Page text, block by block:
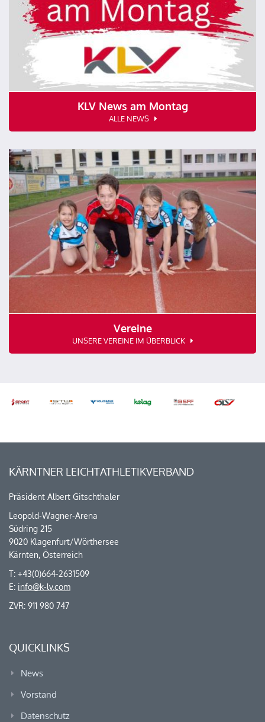
KLV News am Montag
ALLE NEWS
Vereine
UNSERE VEREINE IM ÜBERBLICK
KÄRNTNER LEICHTATHLETIKVERBAND
Präsident Albert Gitschthaler
Leopold-Wagner-Arena
Südring 215
9020 Klagenfurt/Wörthersee
Kärnten, Österreich
T: +43(0)664-2631509
E: info@k-lv.com
ZVR: 911 980 747
QUICKLINKS
News
Vorstand
Datenschutz